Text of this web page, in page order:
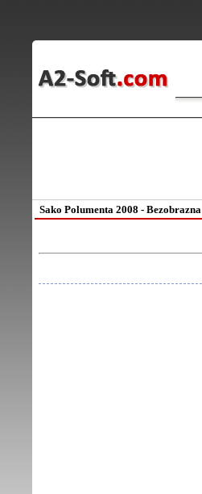
Sako Polumenta 2008 - Bezobrazna